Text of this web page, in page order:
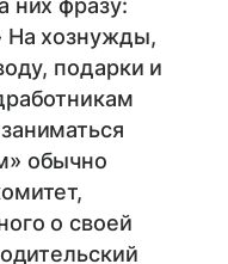
них фразу:
На хознужды,
подарки и
обычно
о своей